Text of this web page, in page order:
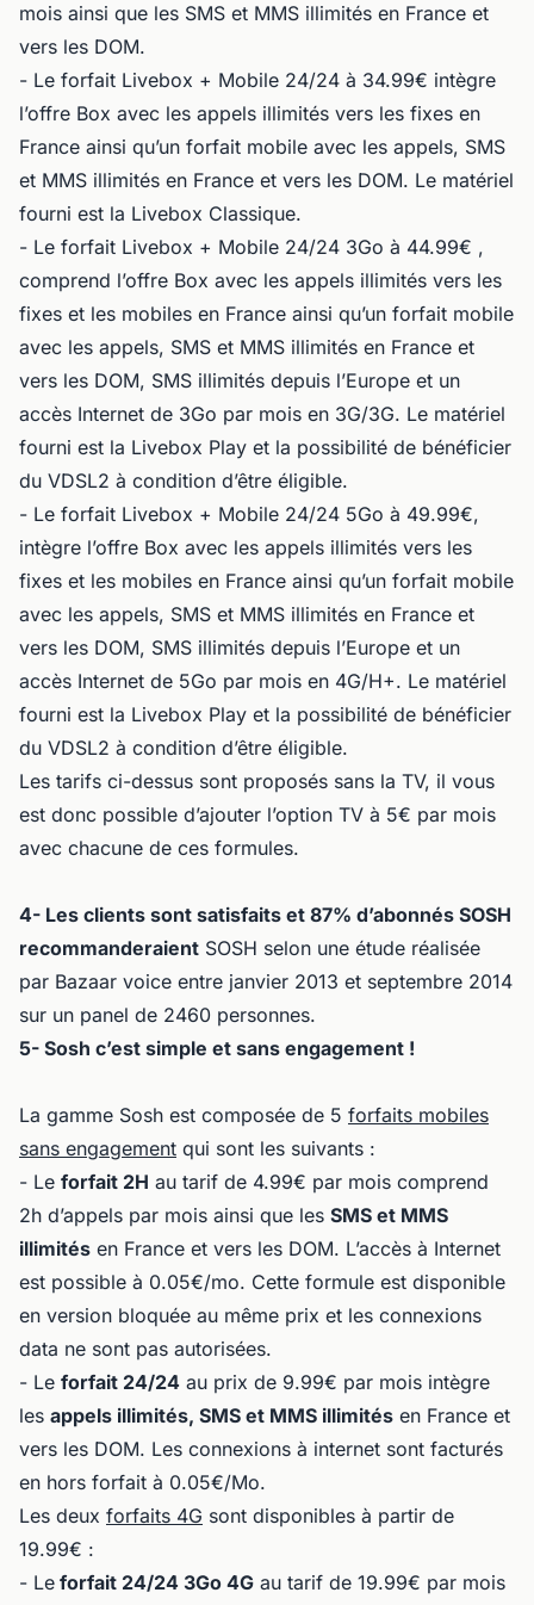
mois ainsi que les SMS et MMS illimités en France et
vers les DOM.
- Le forfait Livebox + Mobile 24/24 à 34.99€ intègre
l’offre Box avec les appels illimités vers les fixes en
France ainsi qu’un forfait mobile avec les appels, SMS
et MMS illimités en France et vers les DOM. Le matériel
fourni est la Livebox Classique.
- Le forfait Livebox + Mobile 24/24 3Go à 44.99€ ,
comprend l’offre Box avec les appels illimités vers les
fixes et les mobiles en France ainsi qu’un forfait mobile
avec les appels, SMS et MMS illimités en France et
vers les DOM, SMS illimités depuis l’Europe et un
accès Internet de 3Go par mois en 3G/3G. Le matériel
fourni est la Livebox Play et la possibilité de bénéficier
du VDSL2 à condition d’être éligible.
- Le forfait Livebox + Mobile 24/24 5Go à 49.99€,
intègre l’offre Box avec les appels illimités vers les
fixes et les mobiles en France ainsi qu’un forfait mobile
avec les appels, SMS et MMS illimités en France et
vers les DOM, SMS illimités depuis l’Europe et un
accès Internet de 5Go par mois en 4G/H+. Le matériel
fourni est la Livebox Play et la possibilité de bénéficier
du VDSL2 à condition d’être éligible.
Les tarifs ci-dessus sont proposés sans la TV, il vous
est donc possible d’ajouter l’option TV à 5€ par mois
avec chacune de ces formules.
4- Les clients sont satisfaits et 87% d’abonnés SOSH
recommanderaient SOSH selon une étude réalisée
par Bazaar voice entre janvier 2013 et septembre 2014
sur un panel de 2460 personnes.
5- Sosh c’est simple et sans engagement !
La gamme Sosh est composée de 5 forfaits mobiles
sans engagement qui sont les suivants :
- Le forfait 2H au tarif de 4.99€ par mois comprend
2h d’appels par mois ainsi que les SMS et MMS
illimités en France et vers les DOM. L’accès à Internet
est possible à 0.05€/mo. Cette formule est disponible
en version bloquée au même prix et les connexions
data ne sont pas autorisées.
- Le forfait 24/24 au prix de 9.99€ par mois intègre
les appels illimités, SMS et MMS illimités en France et
vers les DOM. Les connexions à internet sont facturés
en hors forfait à 0.05€/Mo.
Les deux forfaits 4G sont disponibles à partir de
19.99€ :
- Le forfait 24/24 3Go 4G au tarif de 19.99€ par mois